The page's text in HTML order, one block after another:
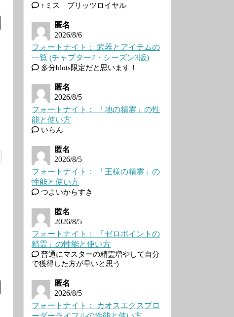
↑ミス ブリッツロイヤル
匿名
2026/8/6
フォートナイト： 武器とアイテムの
一覧 (チャプター7・シーズン3版)
多分blots限定だと思います！
匿名
2026/8/5
フォートナイト： 「地の精霊」の性
能と使い方
いらん
匿名
2026/8/5
フォートナイト： 「王様の精霊」の
性能と使い方
つよいからすき
匿名
2026/8/5
フォートナイト： 「ゼロポイントの
精霊」の性能と使い方
普通にマスターの精霊増やして自分
で獲得した方が早いと思う
匿名
2026/8/5
フォートナイト： カオスエクスプロ